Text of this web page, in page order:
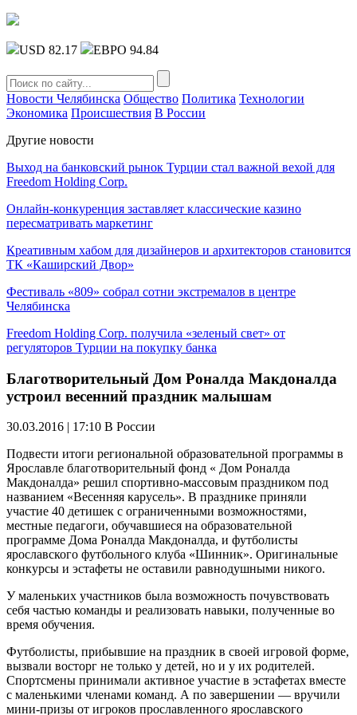
USD 82.17 ЕВРО 94.84
Новости Челябинска Общество Политика Технологии
Экономика Происшествия В России
Другие новости
Выход на банковский рынок Турции стал важной вехой для
Freedom Holding Corp.
Онлайн-конкуренция заставляет классические казино
пересматривать маркетинг
Креативным хабом для дизайнеров и архитекторов становится
ТК «Каширский Двор»
Фестиваль «809» собрал сотни экстремалов в центре
Челябинска
Freedom Holding Corp. получила «зеленый свет» от
регуляторов Турции на покупку банка
Благотворительный Дом Роналда Макдоналда
устроил весенний праздник малышам
30.03.2016 | 17:10 В России
Подвести итоги региональной образовательной программы в
Ярославле благотворительный фонд « Дом Роналда
Макдоналда» решил спортивно-массовым праздником под
названием «Весенняя карусель». В празднике приняли
участие 40 детишек с ограниченными возможностями,
местные педагоги, обучавшиеся на образовательной
программе Дома Роналда Макдоналда, и футболисты
ярославского футбольного клуба «Шинник». Оригинальные
конкурсы и эстафеты не оставили равнодушными никого.
У маленьких участников была возможность почувствовать
себя частью команды и реализовать навыки, полученные во
время обучения.
Футболисты, прибывшие на праздник в своей игровой форме,
вызвали восторг не только у детей, но и у их родителей.
Спортсмены принимали активное участие в эстафетах вместе
с маленькими членами команд. А по завершении — вручили
мини-призы от игроков прославленного ярославского